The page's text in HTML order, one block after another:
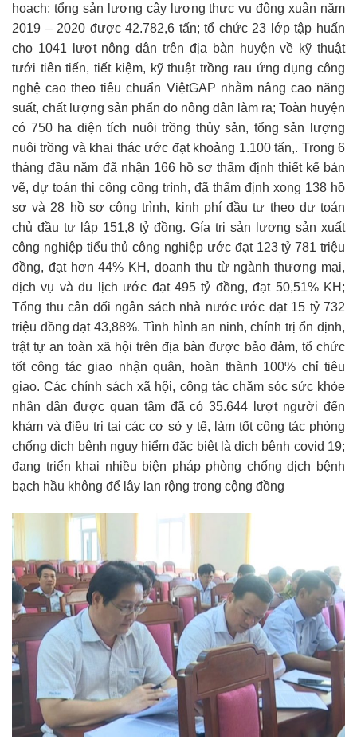
hoạch; tổng sản lượng cây lương thực vụ đông xuân năm
2019 – 2020 được 42.782,6 tấn; tổ chức 23 lớp tập huấn
cho 1041 lượt nông dân trên địa bàn huyện về kỹ thuật
tưới tiên tiến, tiết kiệm, kỹ thuật trồng rau ứng dụng công
nghệ cao theo tiêu chuẩn ViệtGAP nhằm nâng cao năng
suất, chất lượng sản phẩn do nông dân làm ra; Toàn huyện
có 750 ha diện tích nuôi trồng thủy sản, tổng sản lượng
nuôi trồng và khai thác ước đạt khoảng 1.100 tấn,. Trong 6
tháng đầu năm đã nhận 166 hồ sơ thẩm định thiết kế bản
vẽ, dự toán thi công công trình, đã thẩm định xong 138 hồ
sơ và 28 hồ sơ công trình, kinh phí đầu tư theo dự toán
chủ đầu tư lập 151,8 tỷ đồng. Gía trị sản lượng sản xuất
công nghiệp tiểu thủ công nghiệp ước đạt 123 tỷ 781 triệu
đồng, đạt hơn 44% KH, doanh thu từ ngành thương mại,
dịch vụ và du lịch ước đạt 495 tỷ đồng, đạt 50,51% KH;
Tổng thu cân đối ngân sách nhà nước ước đạt 15 tỷ 732
triệu đồng đạt 43,88%. Tình hình an ninh, chính trị ổn định,
trật tự an toàn xã hội trên địa bàn được bảo đảm, tổ chức
tốt công tác giao nhận quân, hoàn thành 100% chỉ tiêu
giao. Các chính sách xã hội, công tác chăm sóc sức khỏe
nhân dân được quan tâm đã có 35.644 lượt người đến
khám và điều trị tại các cơ sở y tế, làm tốt công tác phòng
chống dịch bệnh nguy hiểm đặc biệt là dịch bệnh covid 19;
đang triển khai nhiều biện pháp phòng chống dịch bệnh
bạch hầu không để lây lan rộng trong cộng đồng